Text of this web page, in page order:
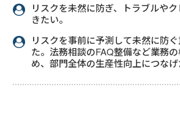
リスクを未然に防ぎ、トラブルや
きたい。
リスクを事前に予測して未然に防
た。法務相談のFAQ整備など業務
め、部門全体の生産性向上につなげ